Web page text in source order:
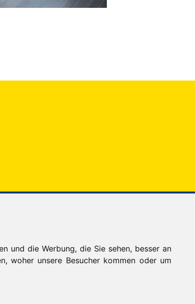
und die Werbung, die Sie sehen, besser an
woher unsere Besucher kommen oder um
Mo - Do: 9 - 12 Uhr und 13 - 16 Uhr